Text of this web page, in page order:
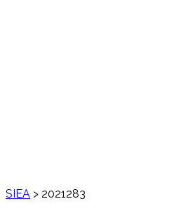
SIEA > 2021283